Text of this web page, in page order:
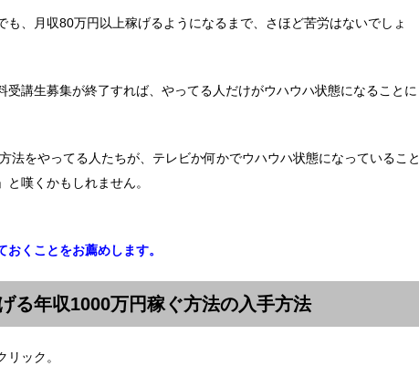
、月収80万円以上稼げるようになるまで、さほど苦労はないでしょ
受講生募集が終了すれば、やってる人だけがウハウハ状態になることに
法をやってる人たちが、テレビか何かでウハウハ状態になっていること
嘆くかもしれません。
くことをお薦めします。
る年収1000万円稼ぐ方法の入手方法
リック。